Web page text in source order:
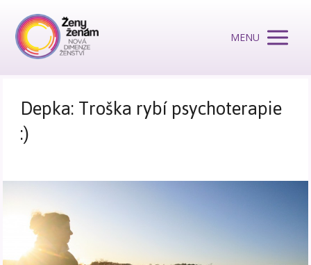
MENU
Depka: Troška rybí psychoterapie
:)